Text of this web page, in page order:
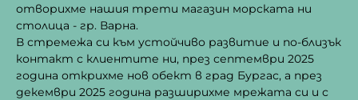
отворихме нашия трети магазин морската ни
столица - гр. Варна.
В стремежа си към устойчиво развитие и по-близък
контакт с клиентите ни, през септември 2025
година открихме нов обект в град Бургас, а през
декември 2025 година разширихме мрежата си и с